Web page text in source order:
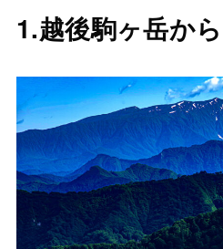
1.越後駒ヶ岳か